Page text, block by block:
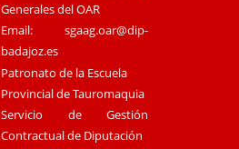
Generales del OAR
Email:sgaag.oar@dip-
badajoz.es
Patronato de la Escuela
Provincial de Tauromaquia
Servicio de Gestión
Contractual de Diputación